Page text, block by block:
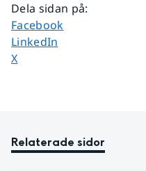
Dela sidan på:
Dela sidan på
Facebook
Dela sidan på
LinkedIn
Dela sidan på
X
Relaterade sidor